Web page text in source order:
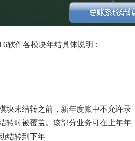
软件各模块年结具体说明：
块未结转之前，新年度账中不允许录
转时被覆盖。该部分业务可在上年年
结转到下年